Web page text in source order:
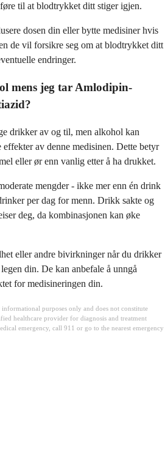
til at blodtrykket ditt stiger igjen.
dosen din eller bytte medisiner hvis
de vil forsikre seg om at blodtrykket ditt
endringer.
mens jeg tar Amlodipin-
drikker av og til, men alkohol kan
av denne medisinen. Dette betyr
eller ør enn vanlig etter å ha drukket.
mengder - ikke mer enn én drink
per dag for menn. Drikk sakte og
deg, da kombinasjonen kan øke
eller andre bivirkninger når du drikker
din. De kan anbefale å unngå
for medisineringen din.
purposes only and does not constitute
healthcare provider for diagnosis and treatment
emergency, call 911 or go to the nearest emergency